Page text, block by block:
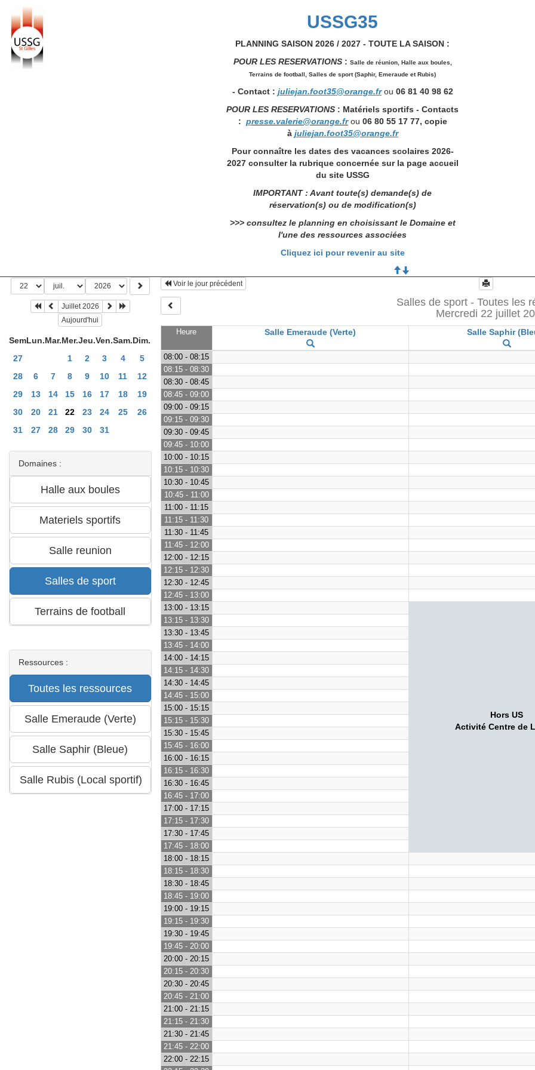
USSG35
PLANNING SAISON 2026 / 2027 - TOUTE LA SAISON :
POUR LES RESERVATIONS: Salle de réunion, Halle aux boules,
Terrains de football, Salles de sport (Saphir, Emeraude et Rubis)
- Contact : juliejan.foot35@orange.frou 06 81 40 98 62
POUR LES RESERVATIONS : Matériels sportifs - Contacts
: presse.valerie@orange.frou 06 80 55 17 77, copie
à juliejan.foot35@orange.fr
Pour connaître les dates des vacances scolaires 2026-
2027 consulter la rubrique concernée sur la page accueil
du site USSG
IMPORTANT : Avant toute(s) demande(s) de
réservation(s) ou de modification(s)
>>> consultez le planning en choisissant le Domaine et
l'une des ressources associées
Cliquez ici pour revenir au site
Juillet 2026
Aujourd'hui
SemLun.Mar.Mer.Jeu.Ven.Sam.Dim.
27
1 2 3 4
5
28
6 7 8 9 10 11
12
29
13 14 15 16 17 18
19
30
20 21 22 23 24 25
26
31
27 28 29 30 31
Domaines :
Ressources :
Voir le jour précédent
Salles de sport - Toutes les
Mercredi 22 juillet
Heure Salle Emeraude (Verte) Salle Saphir
08:00 - 08:15
08:15 - 08:30
08:30 - 08:45
08:45 - 09:00
09:00 - 09:15
09:15 - 09:30
09:30 - 09:45
09:45 - 10:00
10:00 - 10:15
10:15 - 10:30
10:30 - 10:45
10:45 - 11:00
11:00 - 11:15
11:15 - 11:30
11:30 - 11:45
11:45 - 12:00
12:00 - 12:15
12:15 - 12:30
12:30 - 12:45
12:45 - 13:00
13:00 - 13:15
Hors US
Activité Centre de
13:15 - 13:30
13:30 - 13:45
13:45 - 14:00
14:00 - 14:15
14:15 - 14:30
14:30 - 14:45
14:45 - 15:00
15:00 - 15:15
15:15 - 15:30
15:30 - 15:45
15:45 - 16:00
16:00 - 16:15
16:15 - 16:30
16:30 - 16:45
16:45 - 17:00
17:00 - 17:15
17:15 - 17:30
17:30 - 17:45
17:45 - 18:00
18:00 - 18:15
18:15 - 18:30
18:30 - 18:45
18:45 - 19:00
19:00 - 19:15
19:15 - 19:30
19:30 - 19:45
19:45 - 20:00
20:00 - 20:15
20:15 - 20:30
20:30 - 20:45
20:45 - 21:00
21:00 - 21:15
21:15 - 21:30
21:30 - 21:45
21:45 - 22:00
22:00 - 22:15